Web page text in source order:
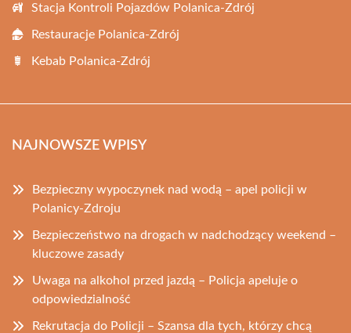
Stacja Kontroli Pojazdów Polanica-Zdrój
Restauracje Polanica-Zdrój
Kebab Polanica-Zdrój
NAJNOWSZE WPISY
Bezpieczny wypoczynek nad wodą – apel policji w
Polanicy-Zdroju
Bezpieczeństwo na drogach w nadchodzący weekend –
kluczowe zasady
Uwaga na alkohol przed jazdą – Policja apeluje o
odpowiedzialność
Rekrutacja do Policji – Szansa dla tych, którzy chcą